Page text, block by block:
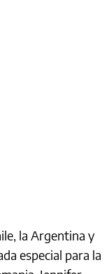
la Argentina y
especial para la